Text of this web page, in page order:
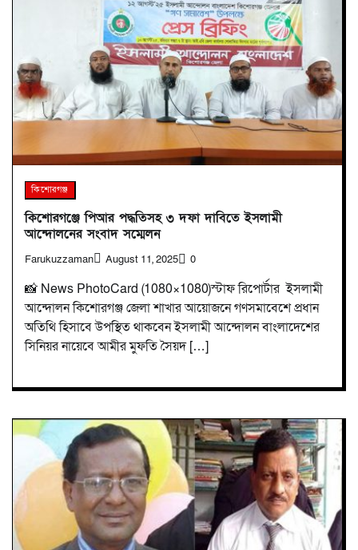
কিশোরগঞ্জ
কিশোরগঞ্জে পিআর পদ্ধতিসহ ৩ দফা দাবিতে ইসলামী
আন্দোলনের সংবাদ সম্মেলন
Farukuzzaman August 11, 2025 0
📸 News PhotoCard (1080×1080)স্টাফ রিপোর্টার ইসলামী
আন্দোলন কিশোরগঞ্জ জেলা শাখার আয়োজনে গণসমাবেশে প্রধান
অতিথি হিসাবে উপস্থিত থাকবেন ইসলামী আন্দোলন বাংলাদেশের
সিনিয়র নায়েবে আমীর মুফতি সৈয়দ […]